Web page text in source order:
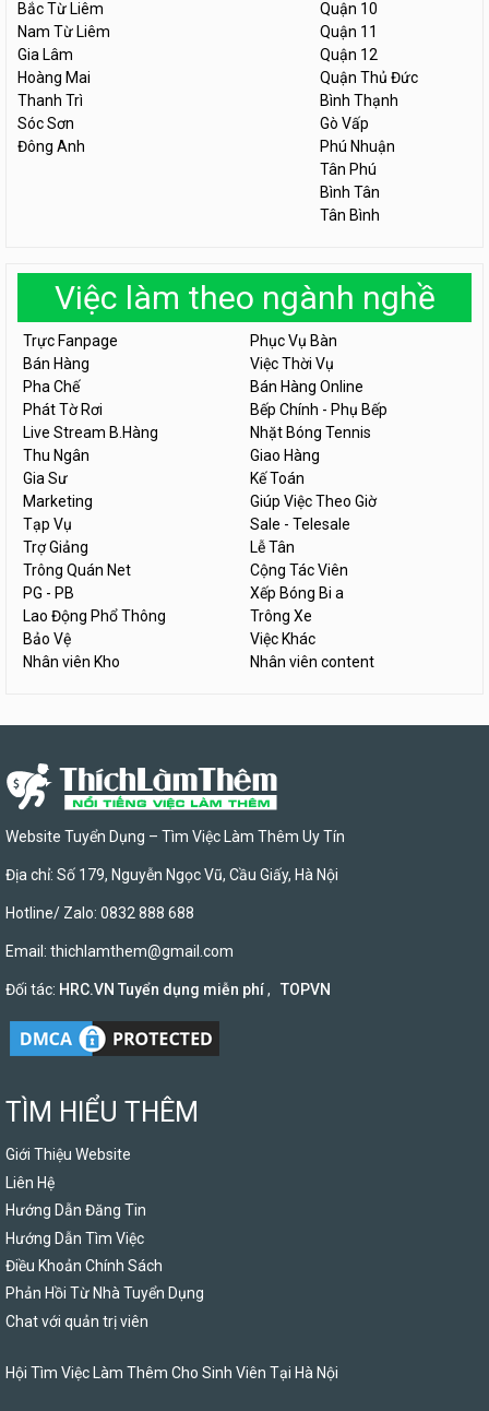
Bắc Từ Liêm
Nam Từ Liêm
Gia Lâm
Hoàng Mai
Thanh Trì
Sóc Sơn
Đông Anh
Quận 10
Quận 11
Quận 12
Quận Thủ Đức
Bình Thạnh
Gò Vấp
Phú Nhuận
Tân Phú
Bình Tân
Tân Bình
Việc làm theo ngành nghề
Trực Fanpage
Phục Vụ Bàn
Bán Hàng
Việc Thời Vụ
Pha Chế
Bán Hàng Online
Phát Tờ Rơi
Bếp Chính - Phụ Bếp
Live Stream B.Hàng
Nhặt Bóng Tennis
Thu Ngân
Giao Hàng
Gia Sư
Kế Toán
Marketing
Giúp Việc Theo Giờ
Tạp Vụ
Sale - Telesale
Trợ Giảng
Lễ Tân
Trông Quán Net
Cộng Tác Viên
PG - PB
Xếp Bóng Bi a
Lao Động Phổ Thông
Trông Xe
Bảo Vệ
Việc Khác
Nhân viên Kho
Nhân viên content
Website Tuyển Dụng – Tìm Việc Làm Thêm Uy Tín
Địa chỉ: Số 179, Nguyễn Ngọc Vũ, Cầu Giấy, Hà Nội
Hotline/ Zalo: 0832 888 688
Email: thichlamthem@gmail.com
Đối tác: HRC.VN Tuyển dụng miễn phí, TOPVN
TÌM HIỂU THÊM
Giới Thiệu Website
Liên Hệ
Hướng Dẫn Đăng Tin
Hướng Dẫn Tìm Việc
Điều Khoản Chính Sách
Phản Hồi Từ Nhà Tuyển Dụng
Chat với quản trị viên
Hội Tìm Việc Làm Thêm Cho Sinh Viên Tại Hà Nội